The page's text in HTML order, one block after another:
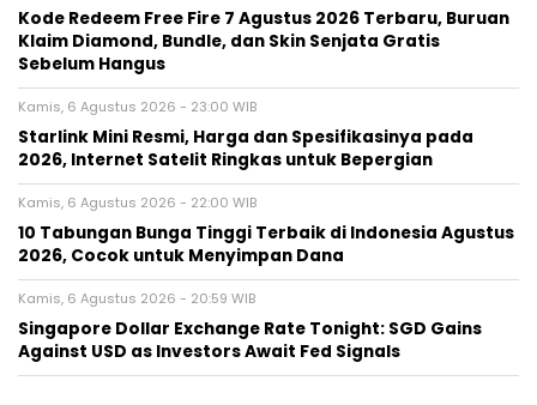
Kode Redeem Free Fire 7 Agustus 2026 Terbaru, Buruan
Klaim Diamond, Bundle, dan Skin Senjata Gratis
Sebelum Hangus
Kamis, 6 Agustus 2026 - 23:00 WIB
Starlink Mini Resmi, Harga dan Spesifikasinya pada
2026, Internet Satelit Ringkas untuk Bepergian
Kamis, 6 Agustus 2026 - 22:00 WIB
10 Tabungan Bunga Tinggi Terbaik di Indonesia Agustus
2026, Cocok untuk Menyimpan Dana
Kamis, 6 Agustus 2026 - 20:59 WIB
Singapore Dollar Exchange Rate Tonight: SGD Gains
Against USD as Investors Await Fed Signals